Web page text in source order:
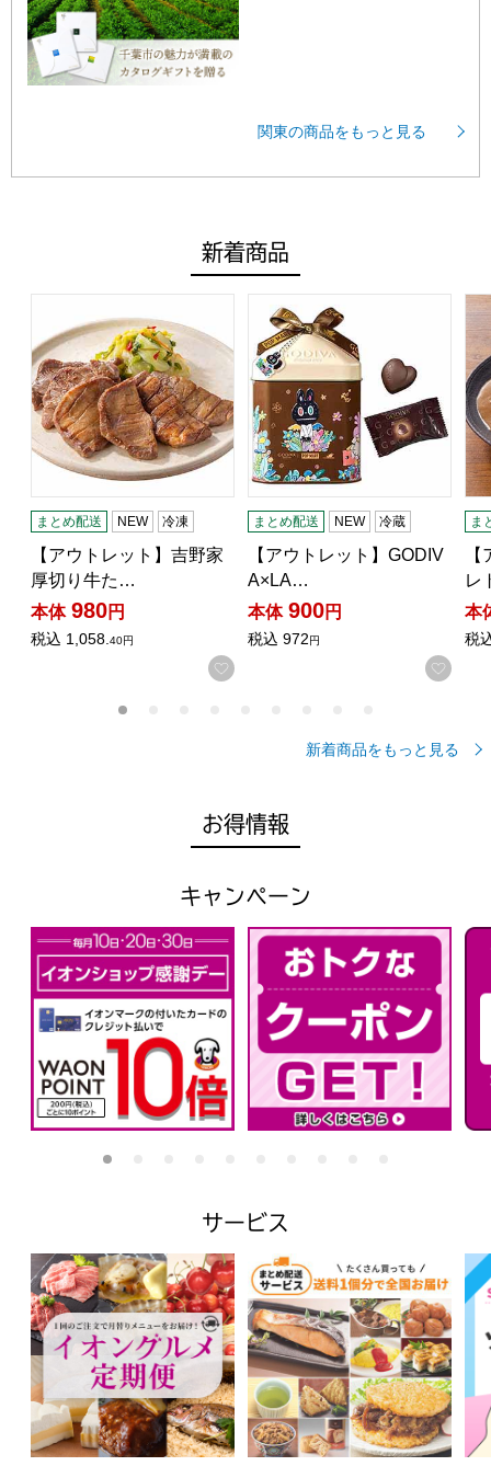
関東の商品をもっと見る
新着商品
【アウトレット】吉野家 厚切り牛たん (L8249)【サクワ】
まとめ配送 NEW 冷凍
【アウトレット】吉野家
厚切り牛た…
本体 980円
税込 1,058.40円
お気に入りに登録する
【アウトレット】
まとめ配送 NEW 冷蔵
【アウトレット】GODIV
A×LA…
本体 900円
税込 972円
お気
ま
レ
本
税
新着商品をもっと見る
お得情報
キャンペーン
サービス